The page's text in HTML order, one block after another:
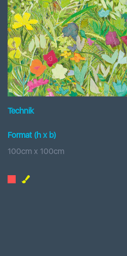
Technik
Format (h x b)
100cm x 100cm